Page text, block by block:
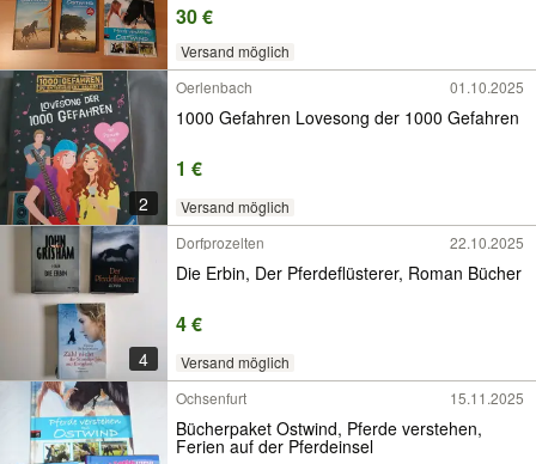
30 €
Versand möglich
2
Oerlenbach 01.10.2025
1000 Gefahren Lovesong der 1000 Gefahren
1 €
Versand möglich
4
Dorfprozelten 22.10.2025
Die Erbin, Der Pferdeflüsterer, Roman Bücher
4 €
Versand möglich
Ochsenfurt
15.11.2025
Bücherpaket Ostwind, Pferde verstehen,
Ferien auf der Pferdeinsel